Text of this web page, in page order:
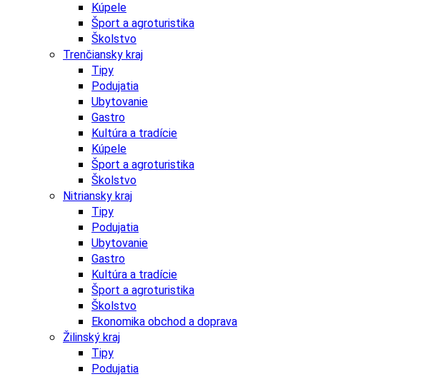
Kúpele
Šport a agroturistika
Školstvo
Trenčiansky kraj
Tipy
Podujatia
Ubytovanie
Gastro
Kultúra a tradície
Kúpele
Šport a agroturistika
Školstvo
Nitriansky kraj
Tipy
Podujatia
Ubytovanie
Gastro
Kultúra a tradície
Šport a agroturistika
Školstvo
Ekonomika obchod a doprava
Žilinský kraj
Tipy
Podujatia